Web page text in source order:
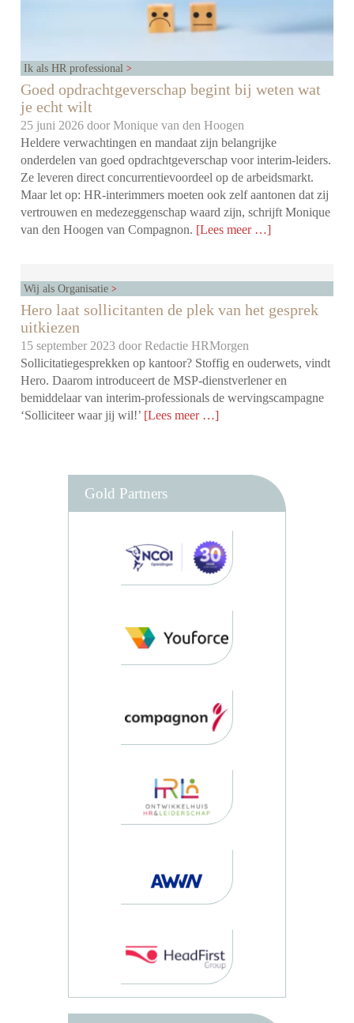
Ik als HR professional
Goed opdrachtgeverschap begint bij weten wat
je echt wilt
25 juni 2026 doorMonique van den Hoogen
Heldere verwachtingen en mandaat zijn belangrijke
onderdelen van goed opdrachtgeverschap voor interim-leiders.
Ze leveren direct concurrentievoordeel op de arbeidsmarkt.
Maar let op: HR-interimmers moeten ook zelf aantonen dat zij
vertrouwen en medezeggenschap waard zijn, schrijft Monique
van den Hoogen van Compagnon. [Lees meer …]
Wij als Organisatie
Hero laat sollicitanten de plek van het gesprek
uitkiezen
15 september 2023 doorRedactie HRMorgen
Sollicitatiegesprekken op kantoor? Stoffig en ouderwets, vindt
Hero. Daarom introduceert de MSP-dienstverlener en
bemiddelaar van interim-professionals de wervingscampagne
‘Solliciteer waar jij wil!’ [Lees meer …]
Gold Partners